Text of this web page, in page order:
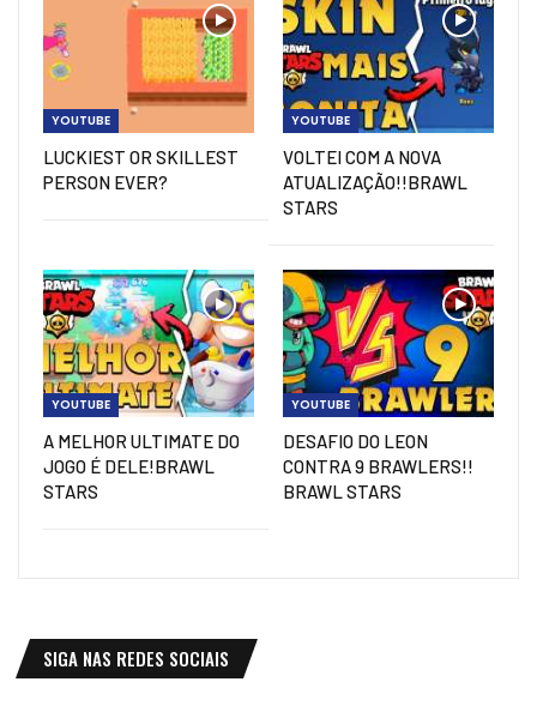
YOUTUBE
LUCKIEST OR SKILLEST
PERSON EVER?
YOUTUBE
VOLTEI COM A NOVA
ATUALIZAÇÃO!!BRAWL
STARS
YOUTUBE
A MELHOR ULTIMATE DO
JOGO É DELE!BRAWL
STARS
YOUTUBE
DESAFIO DO LEON
CONTRA 9 BRAWLERS!!
BRAWL STARS
SIGA NAS REDES SOCIAIS